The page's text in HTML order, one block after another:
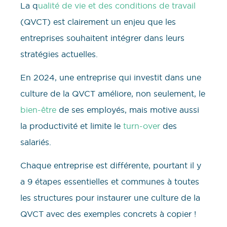
La qualité de vie et des conditions de travail
(QVCT) est clairement un enjeu que les
entreprises souhaitent intégrer dans leurs
stratégies actuelles.
En 2024, une entreprise qui investit dans une
culture de la QVCT améliore, non seulement, le
bien-être de ses employés, mais motive aussi
la productivité et limite le turn-over des
salariés.
Chaque entreprise est différente, pourtant il y
a 9 étapes essentielles et communes à toutes
les structures pour instaurer une culture de la
QVCT avec des exemples concrets à copier !